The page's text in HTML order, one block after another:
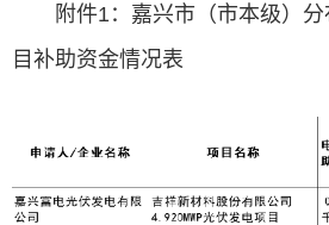
附件1：嘉兴市（市本级）
目补助资金情况表